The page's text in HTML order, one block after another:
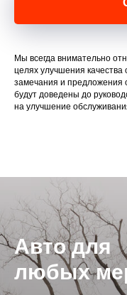
Мы всегда внимательно
целях улучшения качества
замечания и предложения
будут доведены до
на улучшение
Авто для
любых